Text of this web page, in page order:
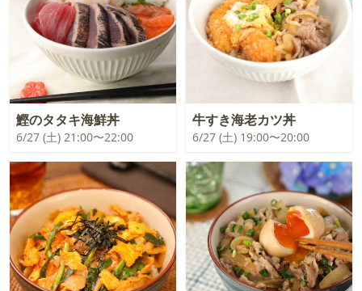
鰹のタタキ海鮮丼
6/27 (土) 21:00〜22:00
牛すき海老カツ丼
6/27 (土) 19:00〜20:00